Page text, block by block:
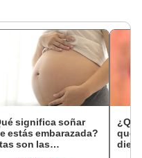
significa soñar
estás embarazada?
son las
que